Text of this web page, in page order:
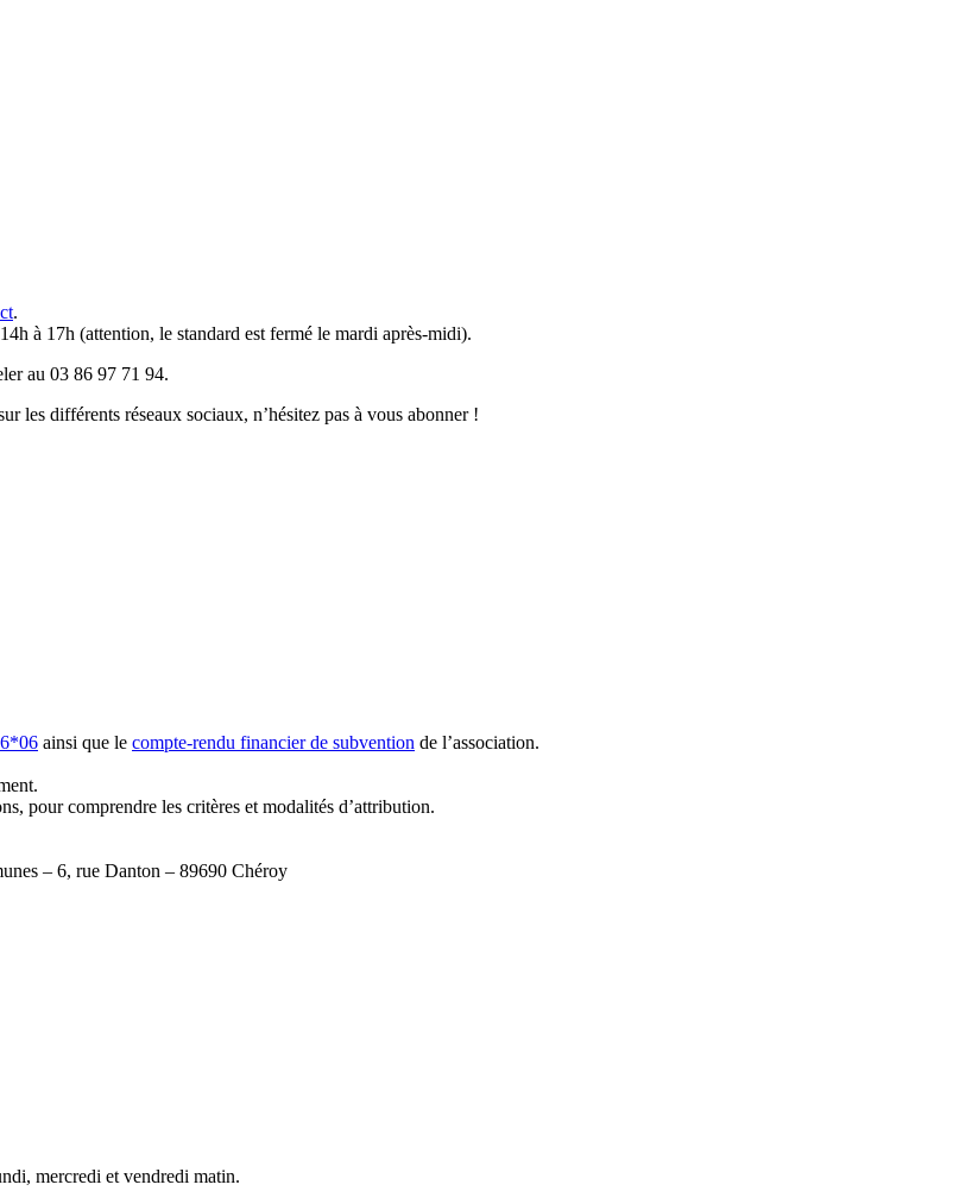
.
à 17h (attention, le standard est fermé le mardi après-midi).
au 03 86 97 71 94.
les différents réseaux sociaux, n’hésitez pas à vous abonner !
ainsi que le compte-rendu financier de subvention de l’association.
pour comprendre les critères et modalités d’attribution.
– 6, rue Danton – 89690 Chéroy
mercredi et vendredi matin.